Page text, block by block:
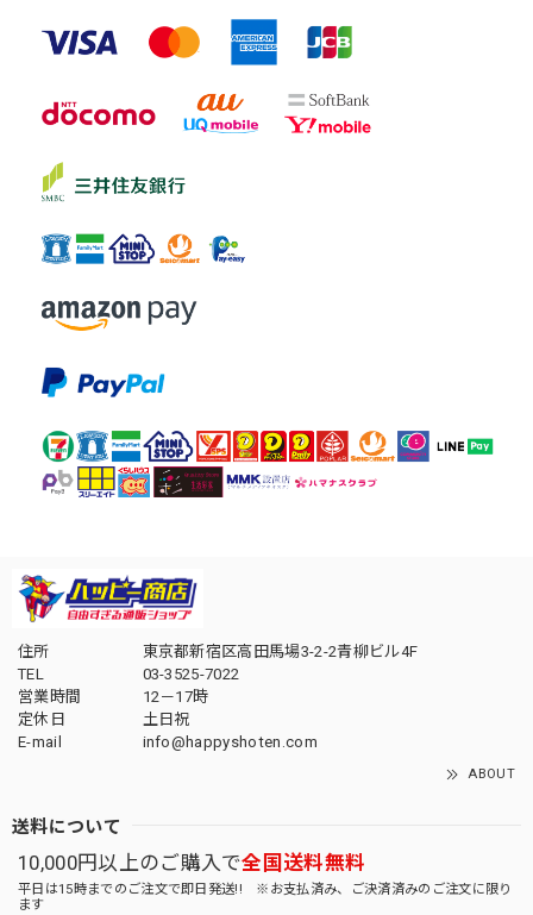
住所
東京都新宿区高田馬場3-2-2青柳ビル4F
TEL
03-3525-7022
営業時間
12－17時
定休日
土日祝
E-mail
info@happyshoten.com
ABOUT
送料について
10,000円以上のご購入で全国送料無料
平日は15時までのご注文で即日発送!! ※お支払済み、ご決済済みのご注文に限り
ます